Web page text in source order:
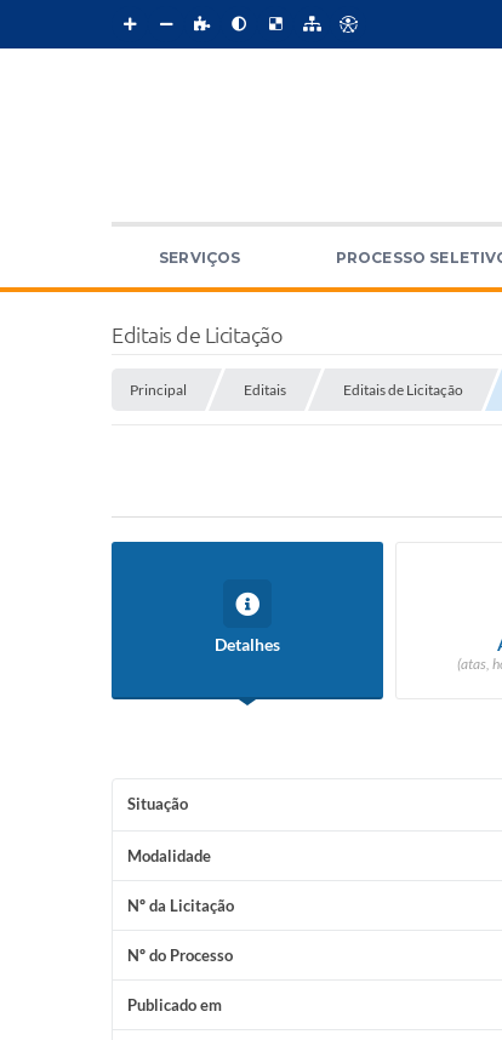
SERVIÇOS PROCESSO
Editais de Licitação
Principal Editais Editais de Licitação
Detalhes
(atas,
Situação
Modalidade
Nº da Licitação
Nº do Processo
Publicado em